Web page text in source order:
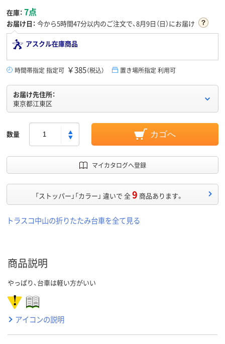
在庫： 7点
お届け日： 今から5時間47分以内のご注文で、8月9日（日）にお届け
アスクル在庫商品
時間帯指定 指定可 ￥385（税込） 置き場所指定 利用可
お届け先住所：
東京都江東区
数量 カゴへ
マイカタログへ登録
「ストッパー」「カラー」 違いで 全9 商品あります。
トラスコ中山の折りたたみ台車を全て見る
商品説明
やっぱり、台車は軽い方がいい
アイコンの説明